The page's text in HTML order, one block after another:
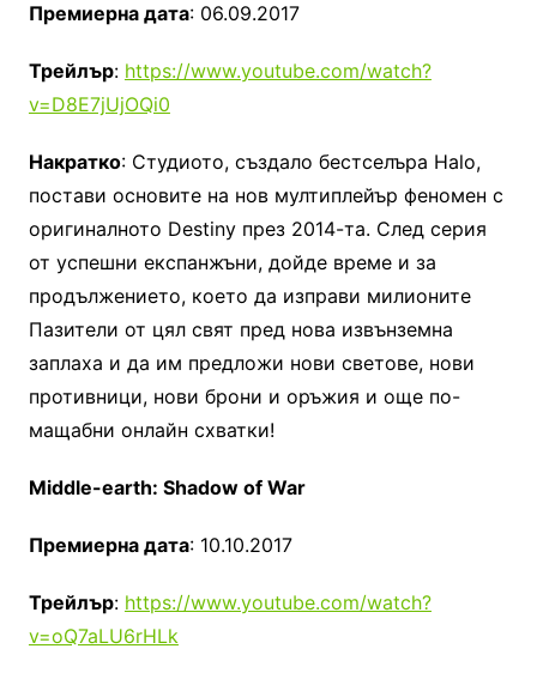
Премиерна дата: 06.09.2017
Трейлър: https://www.youtube.com/watch?
v=D8E7jUjOQi0
Накратко: Студиото, създало бестселъра Halo,
постави основите на нов мултиплейър феномен с
оригиналното Destiny през 2014-та. След серия
от успешни експанжъни, дойде време и за
продължението, което да изправи милионите
Пазители от цял свят пред нова извънземна
заплаха и да им предложи нови светове, нови
противници, нови брони и оръжия и още по-
мащабни онлайн схватки!
Middle-earth: Shadow of War
Премиерна дата: 10.10.2017
Трейлър: https://www.youtube.com/watch?
v=oQ7aLU6rHLk